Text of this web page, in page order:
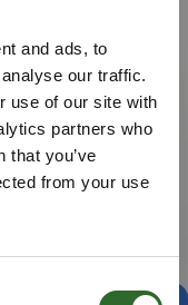
and ads, to
our traffic.
use of our site with
partners who
that you’ve
from your use